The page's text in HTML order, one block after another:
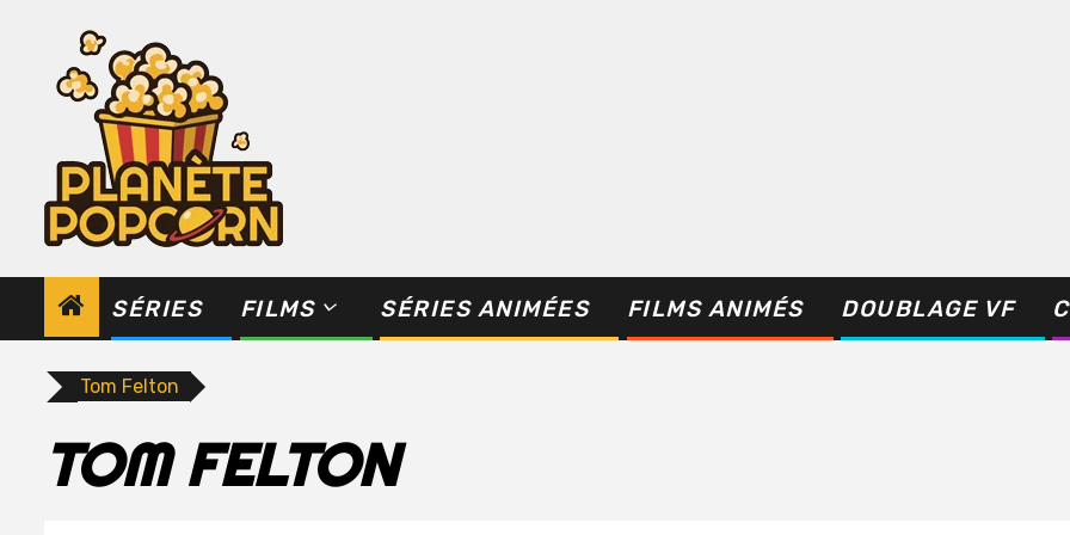
SÉRIES FILMS SÉRIES ANIMÉES FILMS ANIMÉS DOUBLAGE VF
Tom Felton
TOM FELTON